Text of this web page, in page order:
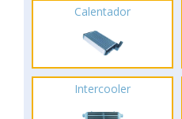
Calentador
Intercooler